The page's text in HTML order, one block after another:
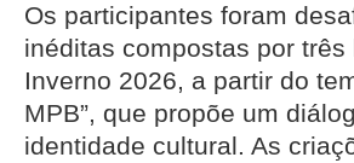
Os participantes foram
inéditas compostas por
Inverno 2026, a partir do
MPB”, que propõe um
identidade cultural. As